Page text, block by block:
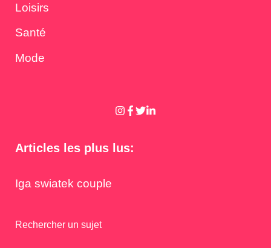
Loisirs
Santé
Mode
Articles les plus lus:
Iga swiatek couple
Rechercher un sujet